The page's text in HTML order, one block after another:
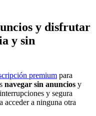
y disfrutar
y sin
premium para
navegar sin anuncios y
y segura
acceder a ninguna otra